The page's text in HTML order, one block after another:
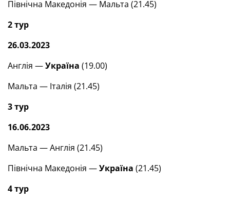
Північна Македонія — Мальта (21.45)
2 тур
26.03.2023
Англія —Україна (19.00)
Мальта — Італія (21.45)
3 тур
16.06.2023
Мальта — Англія (21.45)
Північна Македонія —Україна (21.45)
4 тур